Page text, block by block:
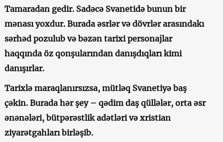
Tamaradan gedir. Sadəcə Svanetidə bunun bir
mənası yoxdur. Burada əsrlər və dövrlər arasındakı
sərhəd pozulub və bəzən tarixi personajlar
haqqında öz qonşularından danışdıqları kimi
danışırlar.
Tarixlə maraqlanırsızsa, mütləq Svanetiyə baş
çəkin. Burada hər şey – qədim daş qüllələr, orta əsr
ənənələri, bütpərəstlik adətləri və xristian
ziyarətgahları birləşib.